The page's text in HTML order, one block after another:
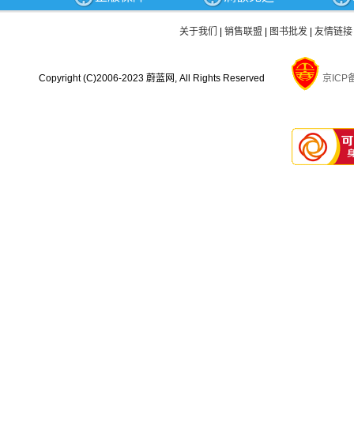
商品问答
发票制度
关于我们 | 销售联盟 | 图书批发 | 友情链接
Copyright (C)2006-2023 蔚蓝网, All Rights Reserved 京ICP